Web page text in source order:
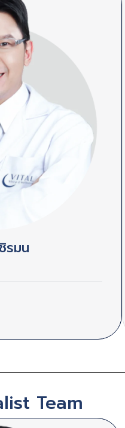
รมน
Team